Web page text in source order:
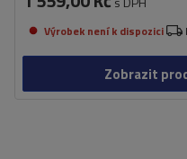
Výrobek není k dispozici
Zobrazit